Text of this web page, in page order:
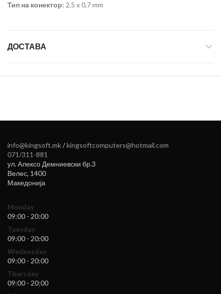
Тип на конектор: 2,5 x 0,7 mm
ДОСТАВА
info@kingsoft.mk/kingsoftcomputers@hotmail.com
071/311-881
ул. Алексо Демниевски бр.3
Велес, 1400
Македонија
Monday
09:00 - 20:00
Tuesday
09:00 - 20:00
Wednesday
09:00 - 20:00
Thursday
09:00 - 20:00